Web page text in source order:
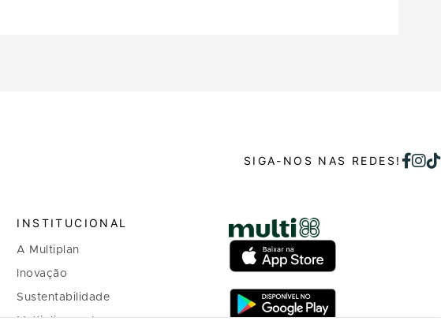
SIGA-NOS NAS REDES!
INSTITUCIONAL
A Multiplan
Inovação
Sustentabilidade
Multiplique o bem